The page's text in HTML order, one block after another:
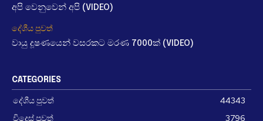
අපි වෙනුවෙන් අපි (VIDEO)
දේශීය පුවත්
වායු දූෂණයෙන් වසරකට මරණ 7000ක් (VIDEO)
CATEGORIES
දේශීය පුවත්
44343
විදෙස් පුවත්
3796